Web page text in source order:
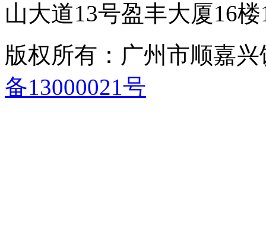
山大道13号盈丰大厦16楼
版权所有：广州市顺嘉
备13000021号